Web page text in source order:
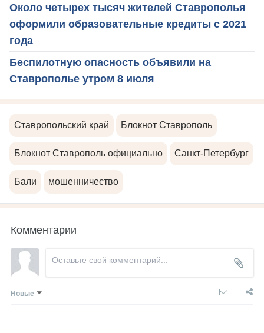
Около четырех тысяч жителей Ставрополья
оформили образовательные кредиты с 2021
года
Беспилотную опасность объявили на
Ставрополье утром 8 июля
Ставропольский край Блокнот Ставрополь
Блокнот Ставрополь официально Санкт-Петербург
Бали мошенничество
Комментарии
Новые